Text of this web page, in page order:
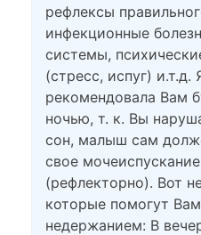
рефлексы
инфекционные
системы,
(стресс, испуг) и.т.д.
рекомендовала Вам
ночью, т. к. Вы
сон, малыш сам
свое
(рефлекторно). Вот
которые помогут
недержанием: В